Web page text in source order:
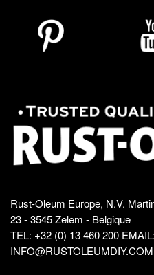
Rust-Oleum Europe, N.V.
23 - 3545 Zelem - Belgique
TEL: +32 (0) 13 460 200 EMAIL:
INFO@RUSTOLEUMDIY.COM